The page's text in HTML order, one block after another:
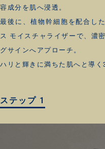
容成分を肌へ浸透。
最後に、植物幹細胞を配合し
ス モイスチャライザーで、濃
グサインへアプローチ。
ハリと輝きに満ちた肌へと導く
ステップ 1